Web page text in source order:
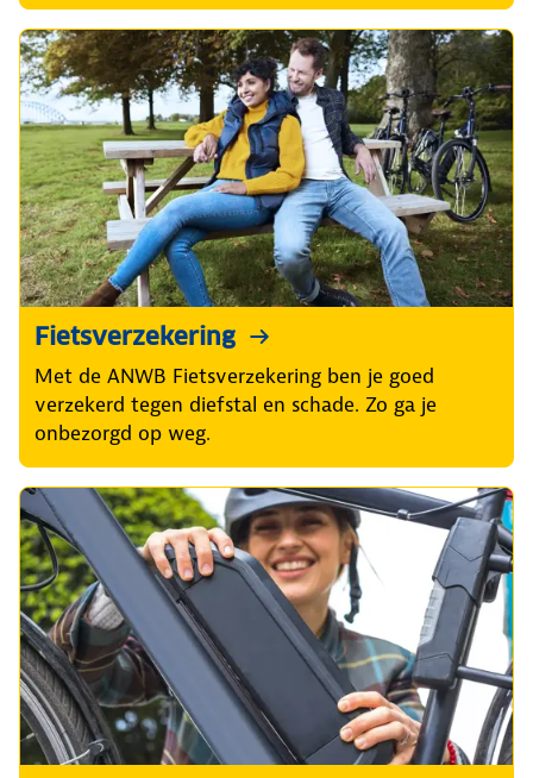
Fietsverzekering
Met de ANWB Fietsverzekering ben je goed
verzekerd tegen diefstal en schade. Zo ga je
onbezorgd op weg.